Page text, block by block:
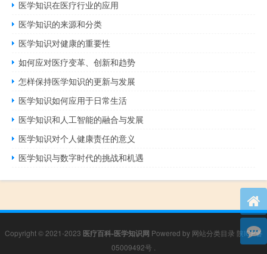
医学知识在医疗行业的应用
医学知识的来源和分类
医学知识对健康的重要性
如何应对医疗变革、创新和趋势
怎样保持医学知识的更新与发展
医学知识如何应用于日常生活
医学知识和人工智能的融合与发展
医学知识对个人健康责任的意义
医学知识与数字时代的挑战和机遇
Copyright © 2021-2023 医疗百科-医学知识网 Powered by 网站分类目录 陕ICP备
05009492号